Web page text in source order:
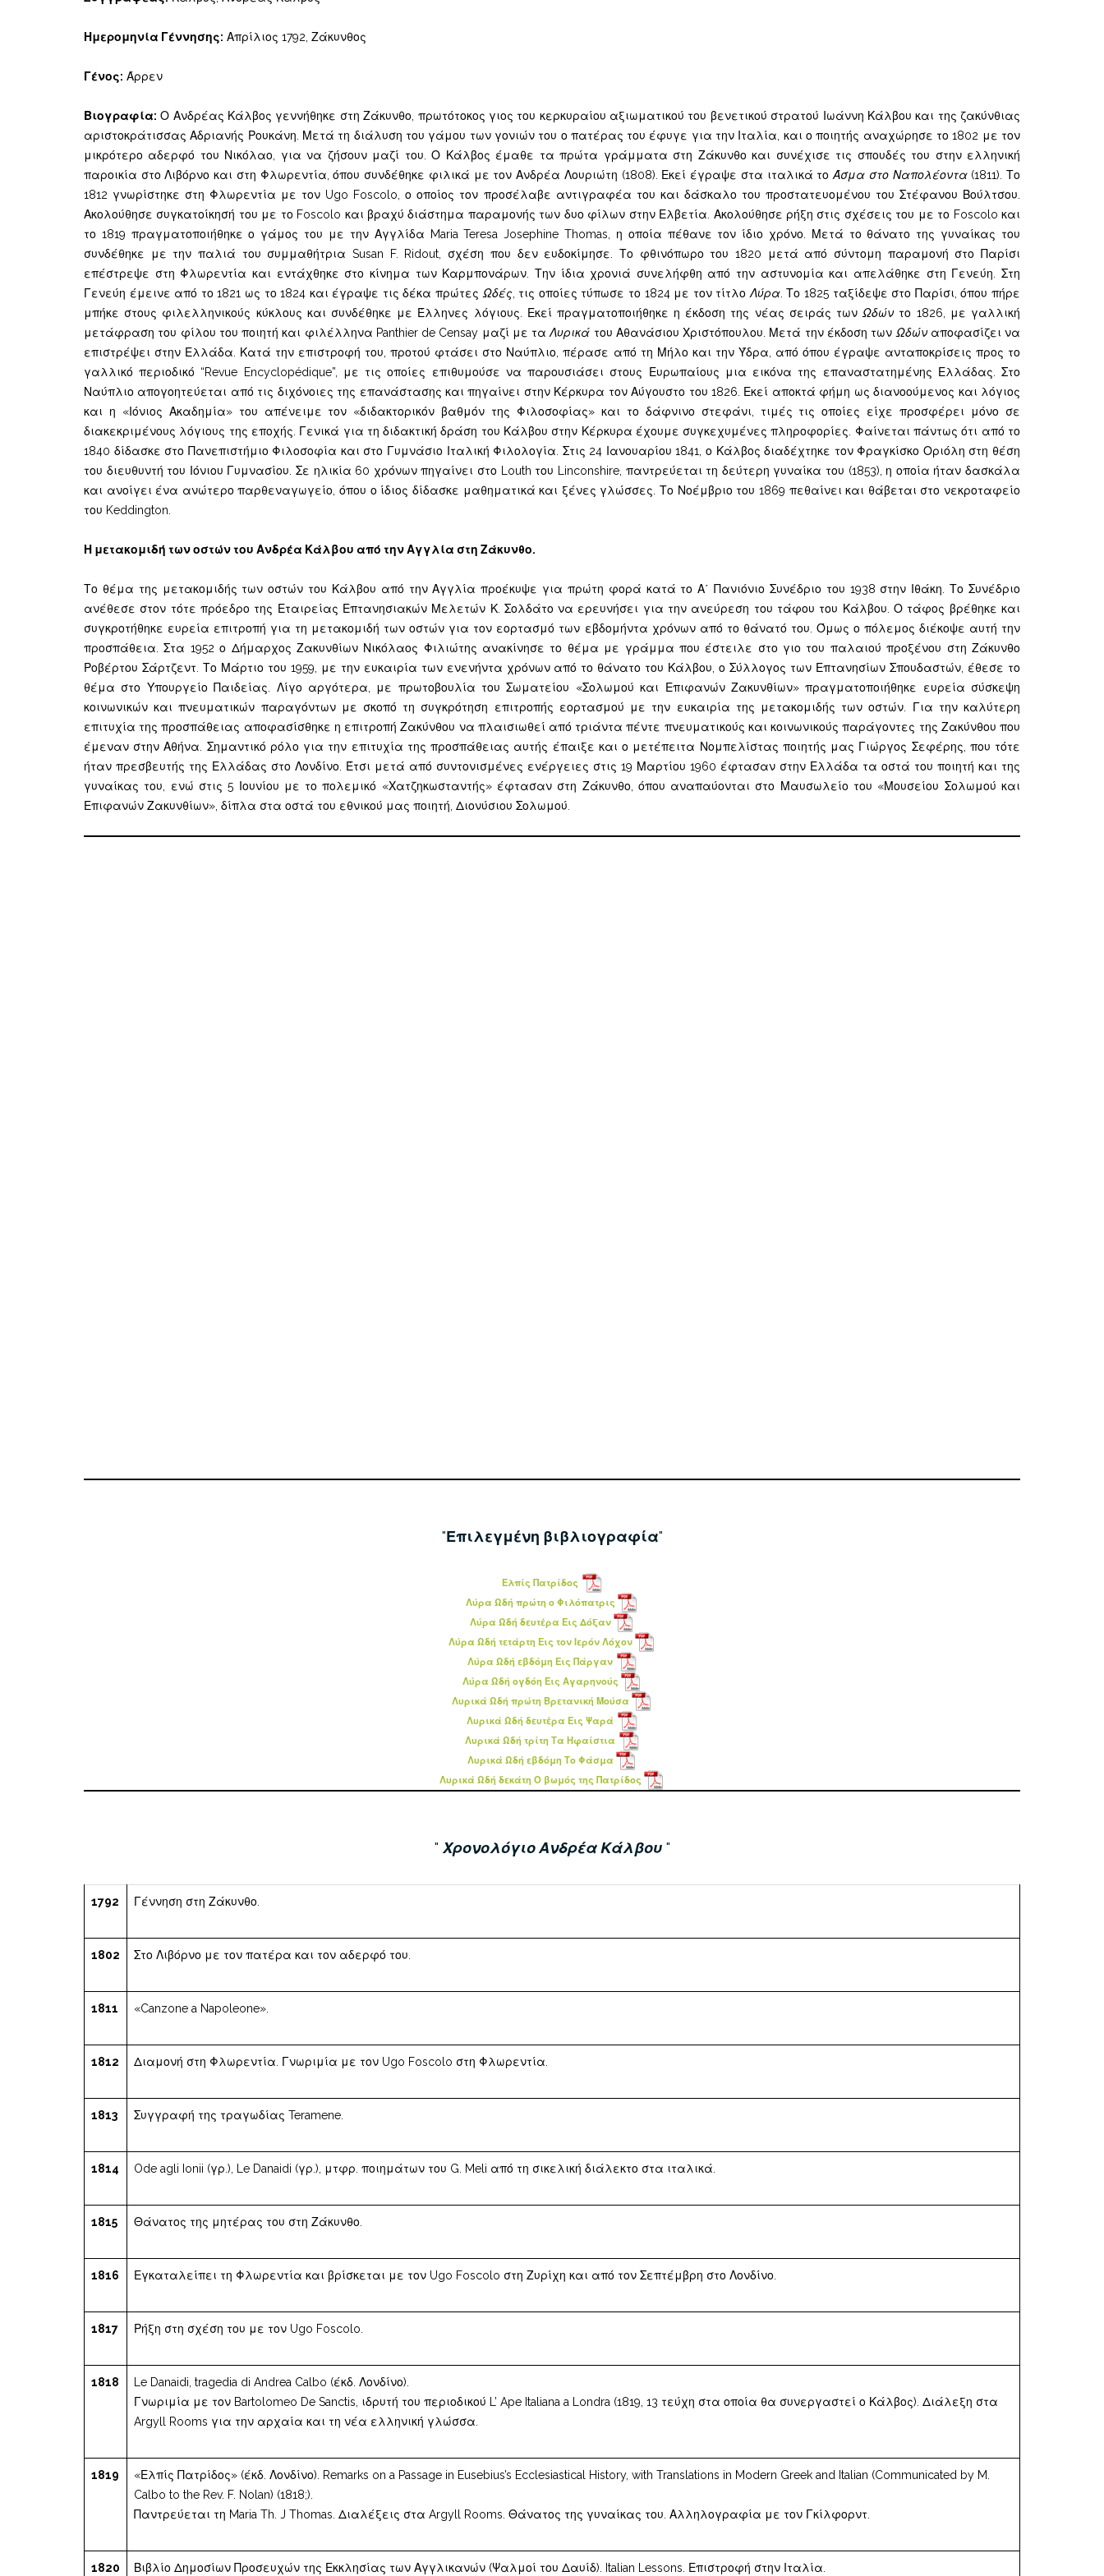
Ημερομηνία Γέννησης: Απρίλιος 1792, Ζάκυνθος
Γένος: Άρρεν
Βιογραφία: Ο Ανδρέας Κάλβος γεννήθηκε στη Ζάκυνθο, πρωτότοκος γιος του κερκυραίου αξιωματικού του βενετικού στρατού Ιωάννη Κάλβου και της ζακύνθιας
αριστοκράτισσας Αδριανής Ρουκάνη. Μετά τη διάλυση του γάμου των γονιών του ο πατέρας του έφυγε για την Ιταλία, και ο ποιητής αναχώρησε το 1802 με τον
μικρότερο αδερφό του Νικόλαο, για να ζήσουν μαζί του.Ο Κάλβος έμαθε τα πρώτα γράμματα στη Ζάκυνθο και συνέχισε τις σπουδές του στην ελληνική
παροικία στο Λιβόρνο και στη Φλωρεντία, όπου συνδέθηκε φιλικά με τον Ανδρέα Λουριώτη (1808). Εκεί έγραψε στα ιταλικά τοΆσμα στο Ναπολέοντα(1811). Το
1812 γνωρίστηκε στη Φλωρεντία με τον Ugo Foscolo, ο οποίος τον προσέλαβε αντιγραφέα του και δάσκαλο του προστατευομένου του Στέφανου Βούλτσου.
Ακολούθησε συγκατοίκησή του με το Foscolo και βραχύ διάστημα παραμονής των δυο φίλων στην Ελβετία. Ακολούθησε ρήξη στις σχέσεις του με το Foscolo και
το 1819 πραγματοποιήθηκε ο γάμος του με την Αγγλίδα Maria Teresa Josephine Thomas, η οποία πέθανε τον ίδιο χρόνο. Μετά το θάνατο της γυναίκας του
συνδέθηκε με την παλιά του συμμαθήτρια Susan F. Ridout, σχέση που δεν ευδοκίμησε. Το φθινόπωρο του 1820 μετά από σύντομη παραμονή στο Παρίσι
επέστρεψε στη Φλωρεντία και εντάχθηκε στο κίνημα των Καρμπονάρων. Την ίδια χρονιά συνελήφθη από την αστυνομία και απελάθηκε στη Γενεύη. Στη
Γενεύη έμεινε από το 1821 ως το 1824 και έγραψε τις δέκα πρώτες Ωδές , τις οποίες τύπωσε το 1824 με τον τίτλο Λύρα. Το 1825 ταξίδεψε στο Παρίσι, όπου πήρε
μπήκε στους φιλελληνικούς κύκλους και συνδέθηκε με Έλληνες λόγιους. Εκεί πραγματοποιήθηκε η έκδοση της νέας σειράς τωνΩδών το 1826, με γαλλική
μετάφραση του φίλου του ποιητή και φιλέλληνα Panthier de Censay μαζί με ταΛυρικά του Αθανάσιου Χριστόπουλου. Μετά την έκδοση των Ωδώναποφασίζει να
επιστρέψει στην Ελλάδα. Κατά την επιστροφή του, προτού φτάσει στο Ναύπλιο, πέρασε από τη Μήλο και την Ύδρα, από όπου έγραψε ανταποκρίσεις προς το
γαλλικό περιοδικό “Revue Encyclopédique”, με τις οποίες επιθυμούσε να παρουσιάσει στους Ευρωπαίους μια εικόνα της επαναστατημένης Ελλάδας. Στο
Ναύπλιο απογοητεύεται από τις διχόνοιες της επανάστασης και πηγαίνει στην Κέρκυρα τον Αύγουστο του 1826. Εκεί αποκτά φήμη ως διανοούμενος και λόγιος
και η «Ιόνιος Ακαδημία» του απένειμε τον «διδακτορικόν βαθμόν της Φιλοσοφίας» και το δάφνινο στεφάνι, τιμές τις οποίες είχε προσφέρει μόνο σε
διακεκριμένους λόγιους της εποχής. Γενικά για τη διδακτική δράση του Κάλβου στην Κέρκυρα έχουμε συγκεχυμένες πληροφορίες. Φαίνεται πάντως ότι από το
1840 δίδασκε στο Πανεπιστήμιο Φιλοσοφία και στο Γυμνάσιο Ιταλική Φιλολογία. Στις 24 Ιανουαρίου 1841, ο Κάλβος διαδέχτηκε τον Φραγκίσκο Οριόλη στη θέση
του διευθυντή του Ιόνιου Γυμνασίου. Σε ηλικία 60 χρόνων πηγαίνει στο Louth του Linconshire, παντρεύεται τη δεύτερη γυναίκα του (1853), η οποία ήταν δασκάλα
και ανοίγει ένα ανώτερο παρθεναγωγείο, όπου ο ίδιος δίδασκε μαθηματικά και ξένες γλώσσες. Το Νοέμβριο του 1869 πεθαίνει και θάβεται στο νεκροταφείο
του Keddington.
Η μετακομιδή των οστών του Ανδρέα Κάλβου από την Αγγλία στη Ζάκυνθο.
Το θέμα της μετακομιδής των οστών του Κάλβου από την Αγγλία προέκυψε για πρώτη φορά κατά το Α΄ Πανιόνιο Συνέδριο του 1938 στην Ιθάκη. Το Συνέδριο
ανέθεσε στον τότε πρόεδρο της Εταιρείας Επτανησιακών Μελετών Κ. Σολδάτο να ερευνήσει για την ανεύρεση του τάφου του Κάλβου. Ο τάφος βρέθηκε και
συγκροτήθηκε ευρεία επιτροπή για τη μετακομιδή των οστών για τον εορτασμό των εβδομήντα χρόνων από το θάνατό του. Όμως ο πόλεμος διέκοψε αυτή την
προσπάθεια. Στα 1952 ο Δήμαρχος Ζακυνθίων Νικόλαος Φιλιώτης ανακίνησε το θέμα με γράμμα που έστειλε στο γιο του παλαιού προξένου στη Ζάκυνθο
Ροβέρτου Σάρτζεντ. Το Μάρτιο του 1959, με την ευκαιρία των ενενήντα χρόνων από το θάνατο του Κάλβου, ο Σύλλογος των Επτανησίων Σπουδαστών, έθεσε το
θέμα στο Υπουργείο Παιδείας. Λίγο αργότερα, με πρωτοβουλία του Σωματείου «Σολωμού και Επιφανών Ζακυνθίων» πραγματοποιήθηκε ευρεία σύσκεψη
κοινωνικών και πνευματικών παραγόντων με σκοπό τη συγκρότηση επιτροπής εορτασμού με την ευκαιρία της μετακομιδής των οστών. Για την καλύτερη
επιτυχία της προσπάθειας αποφασίσθηκε η επιτροπή Ζακύνθου να πλαισιωθεί από τριάντα πέντε πνευματικούς και κοινωνικούς παράγοντες της Ζακύνθου που
έμεναν στην Αθήνα. Σημαντικό ρόλο για την επιτυχία της προσπάθειας αυτής έπαιξε και ο μετέπειτα Νομπελίστας ποιητής μας Γιώργος Σεφέρης, που τότε
ήταν πρεσβευτής της Ελλάδας στο Λονδίνο. Έτσι μετά από συντονισμένες ενέργειες στις 19 Μαρτίου 1960 έφτασαν στην Ελλάδα τα οστά του ποιητή και της
γυναίκας του, ενώ στις 5 Ιουνίου με το πολεμικό «Χατζηκωσταντής» έφτασαν στη Ζάκυνθο, όπου αναπαύονται στο Μαυσωλείο του «Μουσείου Σολωμού και
Επιφανών Ζακυνθίων», δίπλα στα οστά του εθνικού μας ποιητή, Διονύσιου Σολωμού.
Επιλεγμένη βιβλιογραφία
Ελπίς Πατρίδος
Λύρα Ωδή πρώτη ο Φιλόπατρις
Λύρα Ωδή δευτέρα Εις Δόξαν
Λύρα Ωδή τετάρτη Εις τον Ιερόν Λόχον
Λύρα Ωδή εβδόμη Εις Πάργαν
Λύρα Ωδή ογδόη Εις Αγαρηνούς
Λυρικά Ωδή πρώτη Βρετανική Μούσα
Λυρικά Ωδή δευτέρα Εις Ψαρά
Λυρικά Ωδή τρίτη Τα Ηφαίστια
Λυρικά Ωδή εβδόμη Το Φάσμα
Λυρικά Ωδή δεκάτη Ο βωμός της Πατρίδος
Χρονολόγιο Ανδρέα Κάλβου
1792 Γέννηση στη Ζάκυνθο.
1802 Στο Λιβόρνο με τον πατέρα και τον αδερφό του.
1811 «Canzone a Napoleone».
1812 Διαμονή στη Φλωρεντία. Γνωριμία με τον Ugo Foscolo στη Φλωρεντία.
1813 Συγγραφή της τραγωδίας Teramene.
1814 Ode agli Ionii (γρ.), Le Danaidi (γρ.), μτφρ. ποιημάτων του G. Meli από τη σικελική διάλεκτο στα ιταλικά.
1815 Θάνατος της μητέρας του στη Ζάκυνθο.
1816 Εγκαταλείπει τη Φλωρεντία και βρίσκεται με τον Ugo Foscolo στη Ζυρίχη και από τον Σεπτέμβρη στο Λονδίνο.
1817 Ρήξη στη σχέση του με τον Ugo Foscolo.
1818
Le Danaidi, tragedia di Andrea Calbo (έκδ. Λονδίνο).
Γνωριμία με τον Bartolomeo De Sanctis, ιδρυτή του περιοδικού L’ Ape Italiana a Londra (1819, 13 τεύχη στα οποία θα συνεργαστεί ο Κάλβος). Διάλεξη στα
Argyll Rooms για την αρχαία και τη νέα ελληνική γλώσσα.
1819
«Ελπίς Πατρίδος» (έκδ. Λονδίνο). Remarks on a Passage in Eusebius’s Ecclesiastical History, with Translations in Modern Greek and Italian (Communicated by M.
Calbo to the Rev. F. Nolan) (1818;).
Παντρεύεται τη Maria Th. J Thomas. Διαλέξεις στα Argyll Rooms. Θάνατος της γυναίκας του. Αλληλογραφία με τον Γκίλφορντ.
1820 Βιβλίο Δημοσίων Προσευχών της Εκκλησίας των Αγγλικανών (Ψαλμοί του Δαυίδ). Italian Lessons. Επιστροφή στην Ιταλία.